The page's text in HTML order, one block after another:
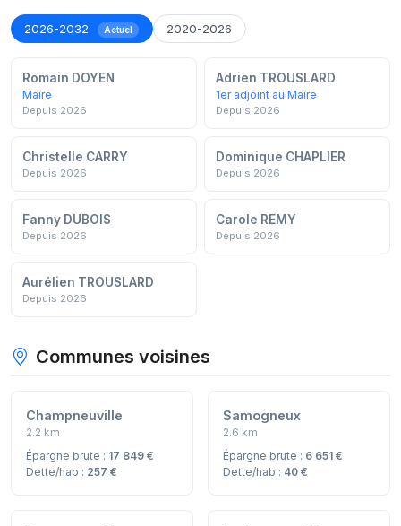
2026-2032 Actuel 2020-2026
Romain DOYEN
Maire
Depuis 2026
Adrien TROUSLARD
1er adjoint au Maire
Depuis 2026
Christelle CARRY
Depuis 2026
Dominique CHAPLIER
Depuis 2026
Fanny DUBOIS
Depuis 2026
Carole REMY
Depuis 2026
Aurélien TROUSLARD
Depuis 2026
Communes voisines
Champneuville
2.2 km
Épargne brute : 17 849 €
Dette/hab : 257 €
Samogneux
2.6 km
Épargne brute : 6 651 €
Dette/hab : 40 €